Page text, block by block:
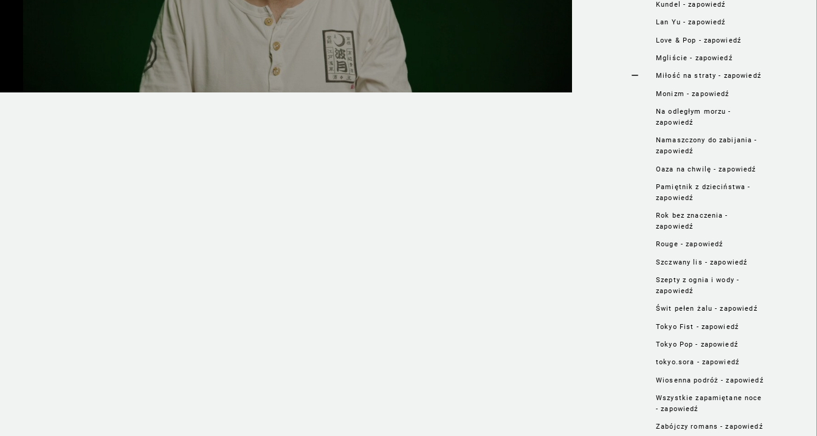
Kundel - zapowiedź
Lan Yu - zapowiedź
Love & Pop - zapowiedź
Mgliście - zapowiedź
Miłość na straty - zapowiedź
Monizm - zapowiedź
Na odległym morzu -
zapowiedź
Namaszczony do zabijania -
zapowiedź
Oaza na chwilę - zapowiedź
Pamiętnik z dzieciństwa -
zapowiedź
Rok bez znaczenia -
zapowiedź
Rouge - zapowiedź
Szczwany lis - zapowiedź
Szepty z ognia i wody -
zapowiedź
Świt pełen żalu - zapowiedź
Tokyo Fist - zapowiedź
Tokyo Pop - zapowiedź
tokyo.sora - zapowiedź
Wiosenna podróż - zapowiedź
Wszystkie zapamiętane noce
- zapowiedź
Zabójczy romans - zapowiedź